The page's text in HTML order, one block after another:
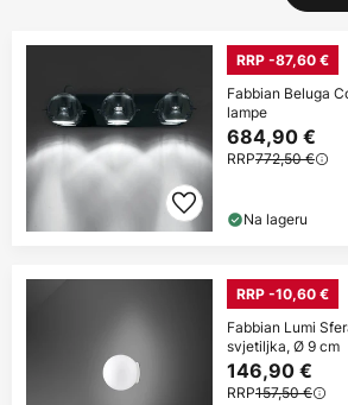
RRP -87,60 €
Fabbian Beluga
lampe
684,90 €
RRP772,50 €
Na lageru
RRP -10,60 €
Fabbian Lumi
svjetiljka, Ø 9 cm
146,90 €
RRP157,50 €